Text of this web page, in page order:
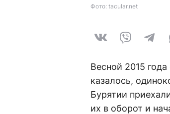
Фото: tacular.net
Весной 2015
казалось,
Бурятии
их в оборот и